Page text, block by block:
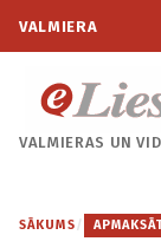
VALMIERA
VALMIERAS UN
SĀKUMS /